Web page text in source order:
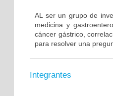
AL ser un grupo de
medicina y
cáncer gástrico,
para resolver una
Integrantes